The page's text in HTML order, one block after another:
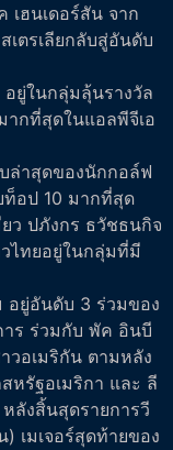
เฮนเดอร์สัน จาก
ตรเลียกลับสู่อันดับ
ยู่ในกลุ่มลุ้นรางวัล
กที่สุดในแอลพีจีเอ
ล่าสุดของนักกอล์ฟ
อป 10 มากที่สุด
ว ปภังกร ธวัชธนกิจ
ไทยอยู่ในกลุ่มที่มี
อยู่อันดับ 3 ร่วมของ
ร ร่วมกับ พัค อินบี
วอเมริกัน ตามหลัง
หรัฐอเมริกา และ ลี
ลังสิ้นสุดรายการวี
เมเจอร์สุดท้ายของ